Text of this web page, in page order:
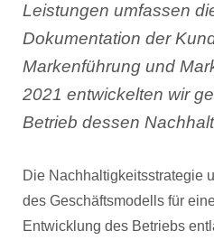
Leistungen umfassen
Dokumentation der
Markenführung und
2021 entwickelten wir
Betrieb dessen
Die Nachhaltigkeitsstrategie
des Geschäftsmodells für
Entwicklung des Betriebs